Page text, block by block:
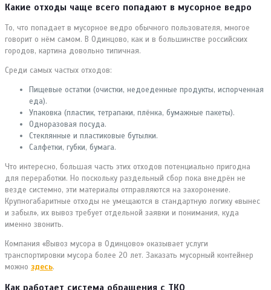
Какие отходы чаще всего попадают в мусорное ведро
То, что попадает в мусорное ведро обычного пользователя, многое
говорит о нём самом. В Одинцово, как и в большинстве российских
городов, картина довольно типичная.
Среди самых частых отходов:
Пищевые остатки (очистки, недоеденные продукты, испорченная
еда).
Упаковка (пластик, тетрапаки, плёнка, бумажные пакеты).
Одноразовая посуда.
Стеклянные и пластиковые бутылки.
Салфетки, губки, бумага.
Что интересно, большая часть этих отходов потенциально пригодна
для переработки. Но поскольку раздельный сбор пока внедрён не
везде системно, эти материалы отправляются на захоронение.
Крупногабаритные отходы не умещаются в стандартную логику «вынес
и забыл», их вывоз требует отдельной заявки и понимания, куда
именно звонить.
Компания «Вывоз мусора в Одинцово» оказывает услуги
транспортировки мусора более 20 лет. Заказать мусорный контейнер
можно здесь.
Как работает система обращения с ТКО